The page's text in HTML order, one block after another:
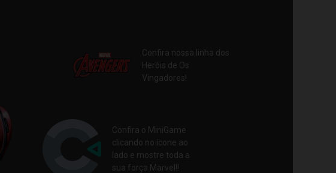
Confira nossa linha dos
Heróis de Os
Vingadores!
Confira o MiniGame
clicando no ícone ao
lado e mostre toda a
sua força Marvel!!